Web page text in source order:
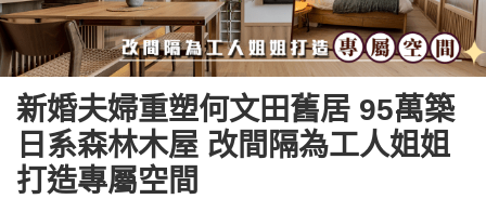
新婚夫婦重塑何文田舊居 95萬築
日系森林木屋 改間隔為工人姐姐
打造專屬空間